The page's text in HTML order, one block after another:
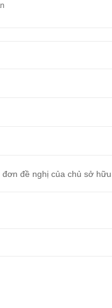
đề nghị của chủ sở